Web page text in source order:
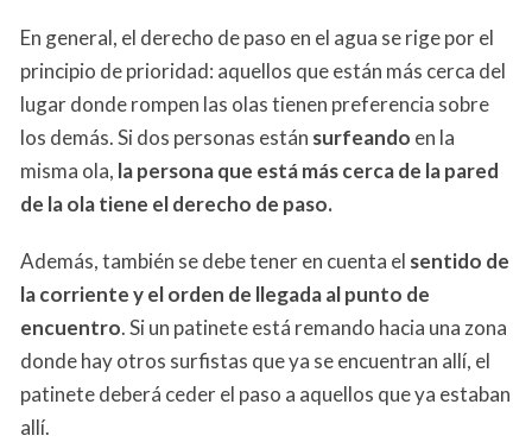
En general, el derecho de paso en el agua se rige por el
principio de prioridad: aquellos que están más cerca del
lugar donde rompen las olas tienen preferencia sobre
los demás. Si dos personas están surfeando en la
misma ola, la persona que está más cerca de la pared
de la ola tiene el derecho de paso.
Además, también se debe tener en cuenta el sentido de
la corriente y el orden de llegada al punto de
encuentro. Si un patinete está remando hacia una zona
donde hay otros surfistas que ya se encuentran allí, el
patinete deberá ceder el paso a aquellos que ya estaban
allí.